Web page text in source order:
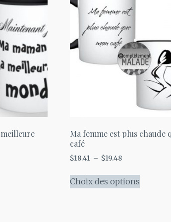
meilleure
Ma femme est plus chaude
café
$18.41 – $19.48Plage
prix :
Choix des options
Ce
produit